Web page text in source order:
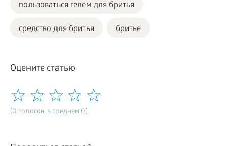
пользоваться гелем для бритья
средство для бритья бритье
Оцените статью
(0 голосов, в среднем 0)